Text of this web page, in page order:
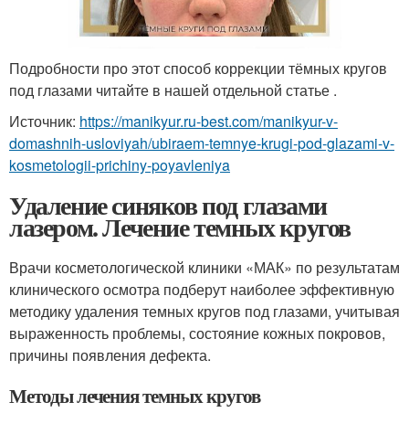
Подробности про этот способ коррекции тёмных кругов
под глазами читайте в нашей отдельной статье .
Источник: https://manikyur.ru-best.com/manikyur-v-
domashnih-usloviyah/ubiraem-temnye-krugi-pod-glazami-v-
kosmetologii-prichiny-poyavleniya
Удаление синяков под глазами
лазером. Лечение темных кругов
Врачи косметологической клиники «МАК» по результатам
клинического осмотра подберут наиболее эффективную
методику удаления темных кругов под глазами, учитывая
выраженность проблемы, состояние кожных покровов,
причины появления дефекта.
Методы лечения темных кругов